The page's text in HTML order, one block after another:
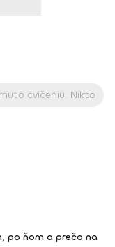
po ňom a prečo na